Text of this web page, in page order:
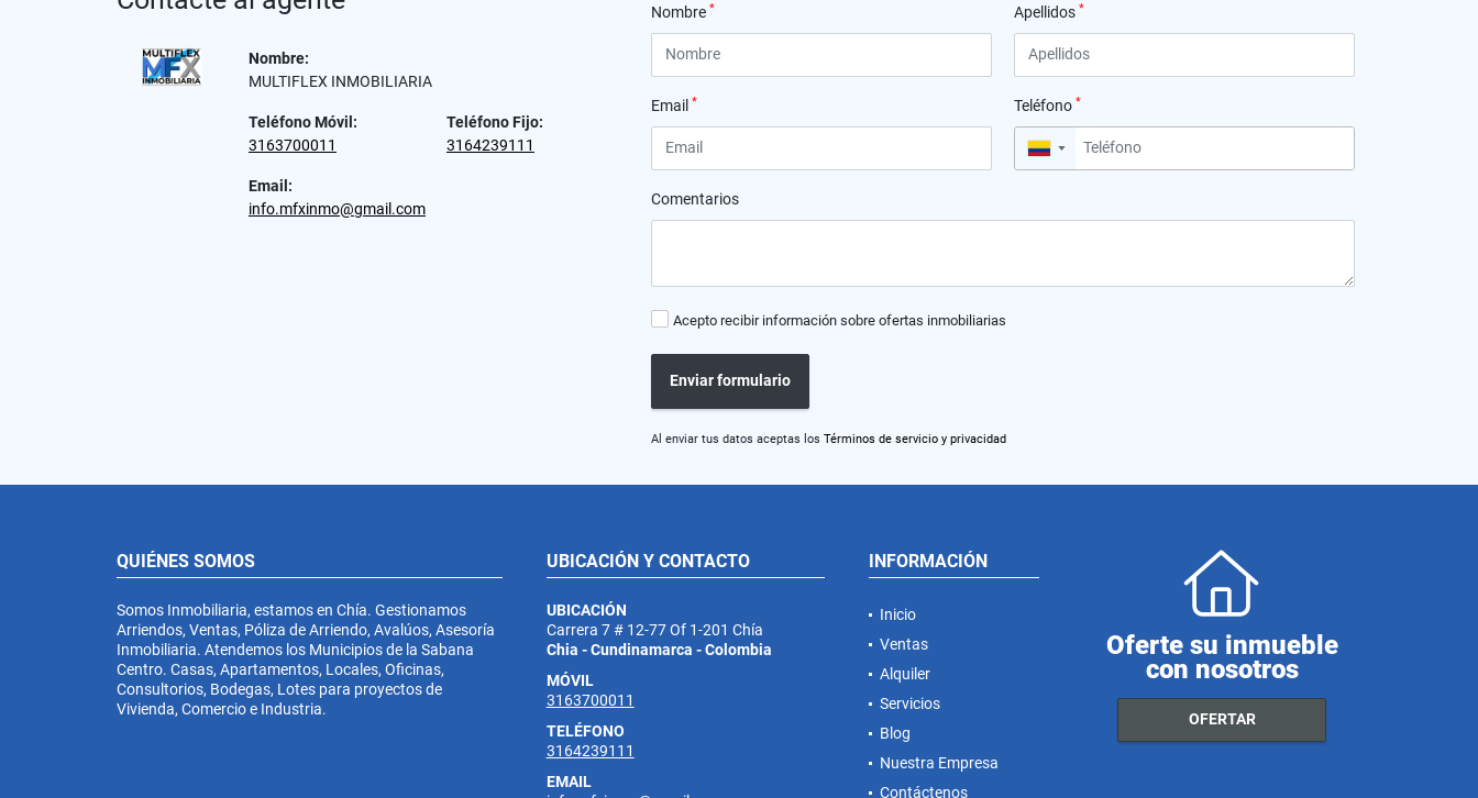
Nombre:
MULTIFLEX INMOBILIARIA
Teléfono Móvil:
3163700011
Teléfono Fijo:
3164239111
Email:
info.mfxinmo@gmail.com
Nombre * Apellidos *
Email * Teléfono *
▼
Comentarios
Acepto recibir información sobre ofertas inmobiliarias
Enviar formulario
Al enviar tus datos aceptas los Términos de servicio y privacidad
QUIÉNES SOMOS
Somos Inmobiliaria, estamos en Chía. Gestionamos
Arriendos, Ventas, Póliza de Arriendo, Avalúos, Asesoría
Inmobiliaria. Atendemos los Municipios de la Sabana
Centro. Casas, Apartamentos, Locales, Oficinas,
Consultorios, Bodegas, Lotes para proyectos de
Vivienda, Comercio e Industria.
UBICACIÓN Y CONTACTO
UBICACIÓN
Carrera 7 # 12-77 Of 1-201 Chía
Chia - Cundinamarca - Colombia
MÓVIL
3163700011
TELÉFONO
3164239111
EMAIL
INFORMACIÓN
Inicio
Ventas
Alquiler
Servicios
Blog
Nuestra Empresa
Contáctenos
Oferte su inmueble
con nosotros
OFERTAR